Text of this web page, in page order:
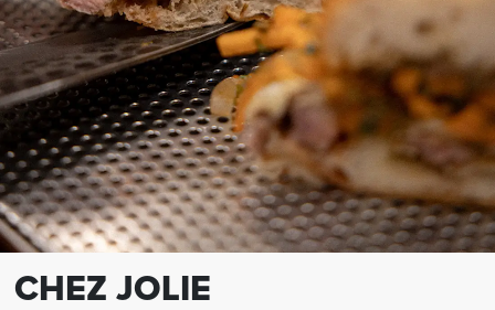
CHEZ JOLIE